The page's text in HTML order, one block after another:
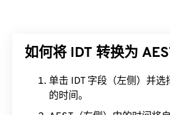
如何将 IDT 转换为
单击 IDT 字段（左侧）并选
的时间。